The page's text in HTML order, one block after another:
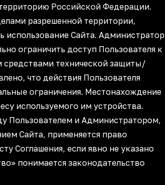
Российской Федерации.
разрешенной территории,
использование Сайта. Администратор
ограничить доступ Пользователя к
средствами технической защиты/
что действия Пользователя
ограничения. Местонахождение
используемого им устройства.
Пользователем и Администратором,
Сайта, применяется право
Соглашения, если явно не указано
понимается законодательство